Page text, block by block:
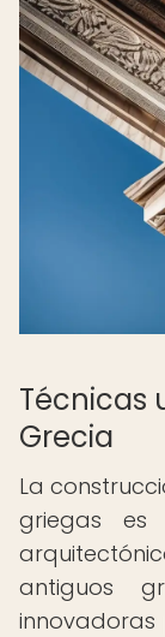
Técnicas
Grecia
La
griegas
antiguos
innovadoras